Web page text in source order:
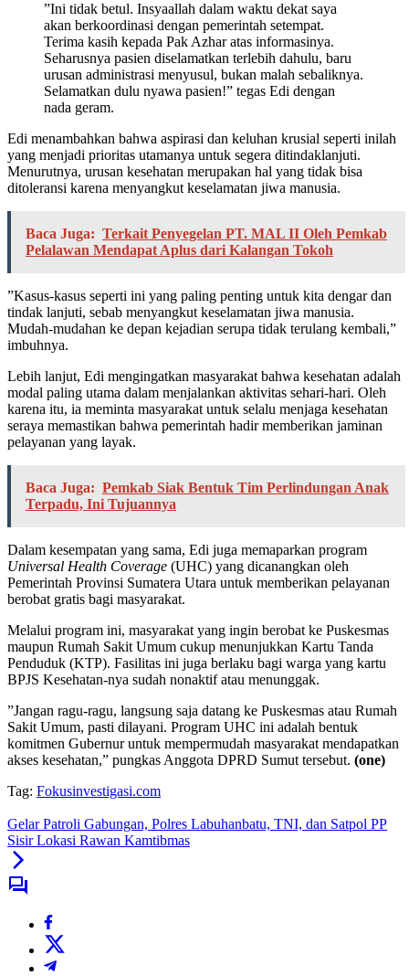
​”Ini tidak betul. Insyaallah dalam waktu dekat saya
akan berkoordinasi dengan pemerintah setempat.
Terima kasih kepada Pak Azhar atas informasinya.
Seharusnya pasien diselamatkan terlebih dahulu, baru
urusan administrasi menyusul, bukan malah sebaliknya.
Selamatkan dulu nyawa pasien!” tegas Edi dengan
nada geram.
​Edi menambahkan bahwa aspirasi dan keluhan krusial seperti inilah
yang menjadi prioritas utamanya untuk segera ditindaklanjuti.
Menurutnya, urusan kesehatan merupakan hal yang tidak bisa
ditoleransi karena menyangkut keselamatan jiwa manusia.
Baca Juga: Terkait Penyegelan PT. MAL II Oleh Pemkab
Pelalawan Mendapat Aplus dari Kalangan Tokoh
​”Kasus-kasus seperti ini yang paling penting untuk kita dengar dan
tindak lanjuti, sebab menyangkut keselamatan jiwa manusia.
Mudah-mudahan ke depan kejadian serupa tidak terulang kembali,”
imbuhnya.
​Lebih lanjut, Edi mengingatkan masyarakat bahwa kesehatan adalah
modal paling utama dalam menjalankan aktivitas sehari-hari. Oleh
karena itu, ia meminta masyarakat untuk selalu menjaga kesehatan
seraya memastikan bahwa pemerintah hadir memberikan jaminan
pelayanan yang layak.
Baca Juga: Pemkab Siak Bentuk Tim Perlindungan Anak
Terpadu, Ini Tujuannya
​Dalam kesempatan yang sama, Edi juga memaparkan program
Universal Health Coverage (UHC) yang dicanangkan oleh
Pemerintah Provinsi Sumatera Utara untuk memberikan pelayanan
berobat gratis bagi masyarakat.
​Melalui program ini, masyarakat yang ingin berobat ke Puskesmas
maupun Rumah Sakit Umum cukup menunjukkan Kartu Tanda
Penduduk (KTP). Fasilitas ini juga berlaku bagi warga yang kartu
BPJS Kesehatan-nya sudah nonaktif atau menunggak.
​”Jangan ragu-ragu, langsung saja datang ke Puskesmas atau Rumah
Sakit Umum, pasti dilayani. Program UHC ini adalah bentuk
komitmen Gubernur untuk mempermudah masyarakat mendapatkan
akses kesehatan,” pungkas Anggota DPRD Sumut tersebut. (one)
Tag: Fokusinvestigasi.com
Gelar Patroli Gabungan, Polres Labuhanbatu, TNI, dan Satpol PP
Sisir Lokasi Rawan Kamtibmas